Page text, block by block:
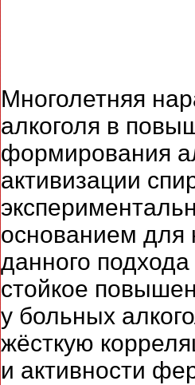
Многолетняя
алкоголя в
формирования
активизации
основанием для
данного
стойкое
у больных
жёсткую
и активности